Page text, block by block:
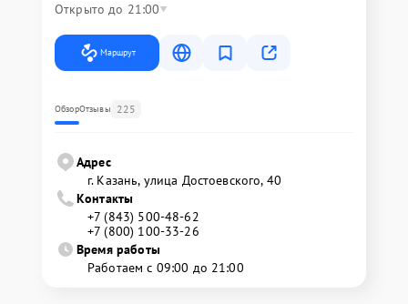
Открыто до 21:00
Маршрут
ОбзорОтзывы 225
Адрес
г. Казань, улица Достоевского, 40
Контакты
+7 (843) 500-48-62
+7 (800) 100-33-26
Время работы
Работаем с 09:00 до 21:00